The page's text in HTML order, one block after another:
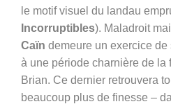
le motif visuel du landau
Incorruptibles). Maladroit
Caïn demeure un exercice
à une période charnière de la
Brian. Ce dernier retrouvera
beaucoup plus de finesse –